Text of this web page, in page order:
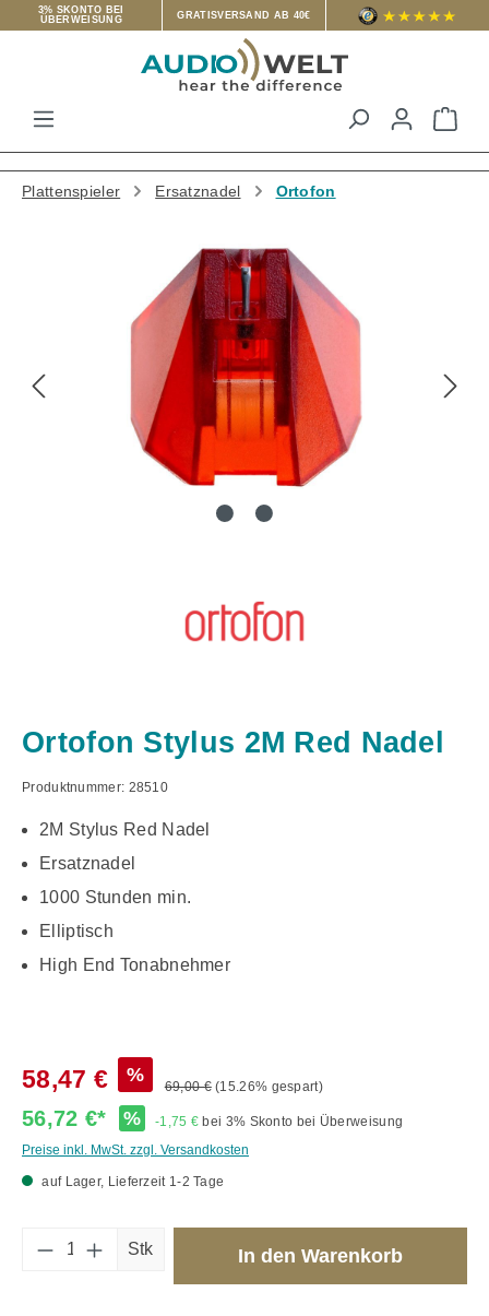
3% SKONTO BEI
ÜBERWEISUNG
GRATISVERSAND AB 40€
Plattenspieler Ersatznadel Ortofon
Bildergalerie überspringen
Ortofon Stylus 2M Red Nadel
Produktnummer: 28510
2M Stylus Red Nadel
Ersatznadel
1000 Stunden min.
Elliptisch
High End Tonabnehmer
58,47 € %
69,00 € (15.26% gespart)
56,72 €* % -1,75 € bei 3% Skonto bei Überweisung
Preise inkl. MwSt. zzgl. Versandkosten
auf Lager, Lieferzeit 1-2 Tage
Produkt Anzahl: Gib den gewünschten
Stk In den Warenkorb